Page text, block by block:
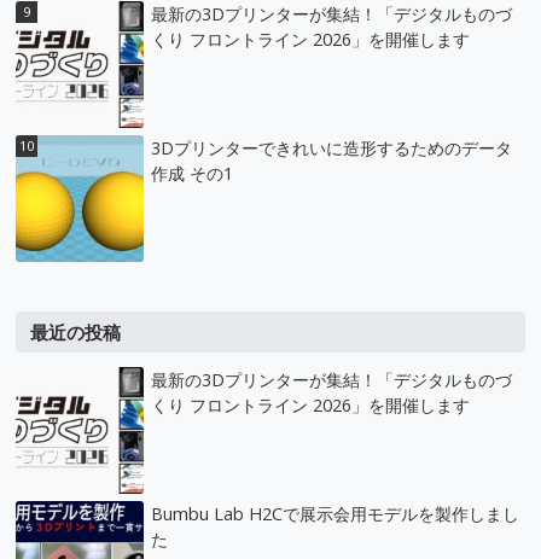
最新の3Dプリンターが集結！「デジタルものづ
くり フロントライン 2026」を開催します
3Dプリンターできれいに造形するためのデータ
作成 その1
最近の投稿
最新の3Dプリンターが集結！「デジタルものづ
くり フロントライン 2026」を開催します
Bumbu Lab H2Cで展示会用モデルを製作しまし
た